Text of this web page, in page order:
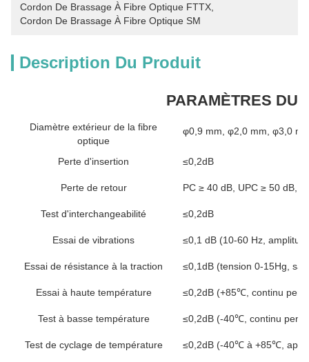
Cordon De Brassage À Fibre Optique FTTX
Cordon De Brassage À Fibre Optique SM
Description Du Produit
PARAMÈTRES DU
Diamètre extérieur de la fibre
optique
φ0,9 mm, φ2,0 mm, φ3,0
Perte d'insertion ≤0,2dB
Perte de retour PC ≥ 40 dB, UPC ≥ 50 dB,
Test d'interchangeabilité ≤0,2dB
Essai de vibrations ≤0,1 dB (10-60 Hz,
Essai de résistance à la traction ≤0,1dB (tension 0-15Hg,
Essai à haute température ≤0,2dB (+85℃, continu
Test à basse température ≤0,2dB (-40℃, continu
Test de cyclage de température ≤0,2dB (-40℃ à +85℃,